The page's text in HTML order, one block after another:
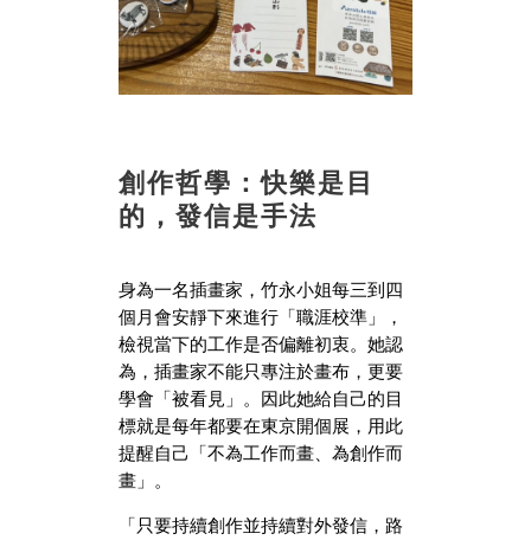
創作哲學：快樂是目
的，發信是手法
身為一名插畫家，竹永小姐每三到四
個月會安靜下來進行「職涯校準」，
檢視當下的工作是否偏離初衷。她認
為，插畫家不能只專注於畫布，更要
學會「被看見」。因此她給自己的目
標就是每年都要在東京開個展，用此
提醒自己「不為工作而畫、為創作而
畫」。
「只要持續創作並持續對外發信，路